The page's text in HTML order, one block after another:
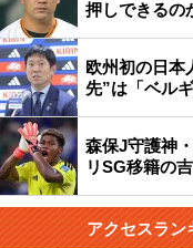
押しできるの
欧州初の日本
先”は「ベル
森保J守護神
リSG移籍の
アクセスラン